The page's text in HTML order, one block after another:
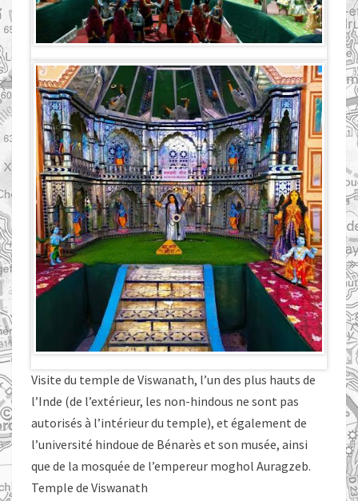
Visite du temple de Viswanath, l’un des plus hauts de
l’Inde (de l’extérieur, les non-hindous ne sont pas
autorisés à l’intérieur du temple), et également de
l’université hindoue de Bénarès et son musée, ainsi
que de la mosquée de l’empereur moghol Auragzeb.
Temple de Viswanath